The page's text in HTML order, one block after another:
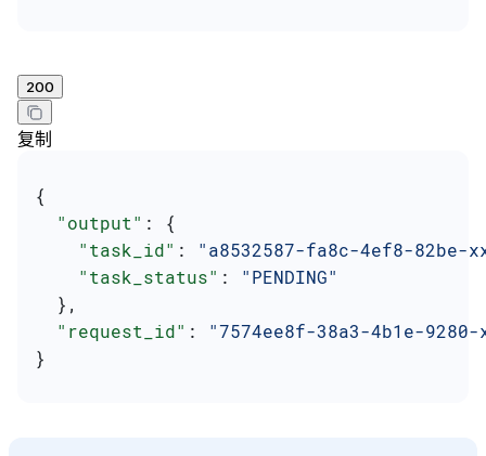
200
复制
{
  "output"
: {
    "task_id"
: "a8532587-fa8c-4ef8-82be-
    "task_status"
: "PENDING"
  },
  "request_id"
: "7574ee8f-38a3-4b1e-
}